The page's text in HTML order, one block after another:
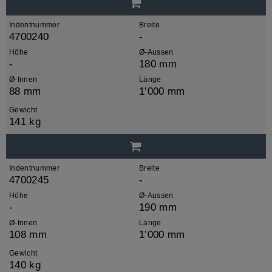
Indentnummer
4700240
Breite
-
Höhe
-
Ø-Aussen
180 mm
Ø-Innen
88 mm
Länge
1’000 mm
Gewicht
141 kg
Indentnummer
4700245
Breite
-
Höhe
-
Ø-Aussen
190 mm
Ø-Innen
108 mm
Länge
1’000 mm
Gewicht
140 kg